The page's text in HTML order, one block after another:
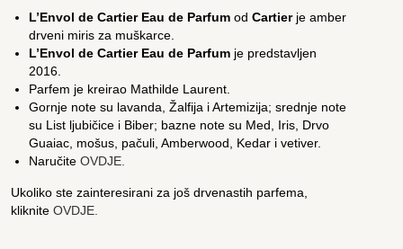
L’Envol de Cartier Eau de Parfum odCartierje amber
drveni miris za muškarce.
L’Envol de Cartier Eau de Parfum je predstavljen
2016.
Parfem je kreirao Mathilde Laurent.
Gornje note su lavanda, Žalfija i Artemizija; srednje note
su List ljubičice i Biber; bazne note su Med, Iris, Drvo
Guaiac, mošus, pačuli, Amberwood, Kedar i vetiver.
NaručiteOVDJE.
Ukoliko ste zainteresirani za još drvenastih parfema,
klikniteOVDJE.